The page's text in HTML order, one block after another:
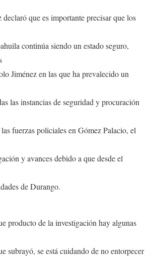
que es importante precisar que los
continúa siendo un estado seguro,
Jiménez en las que ha prevalecido un
las instancias de seguridad y procuración
fuerzas policiales en Gómez Palacio, el
y avances debido a que desde el
de Durango.
producto de la investigación hay algunas
subrayó, se está cuidando de no entorpecer